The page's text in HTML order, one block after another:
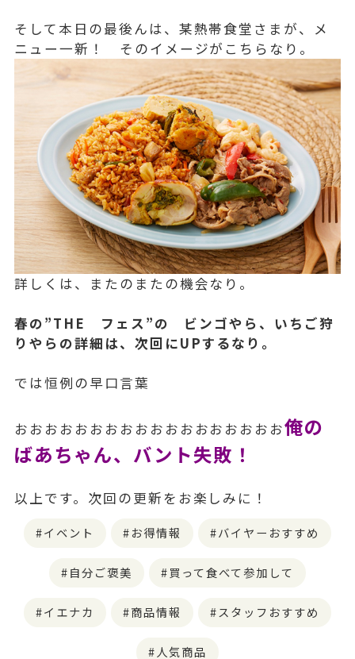
そして本日の最後んは、某熱帯食堂さまが、メ
ニュー一新！ そのイメージがこちらなり。
詳しくは、またのまたの機会なり。
春の”THE フェス”の ビンゴやら、いちご狩
りやらの詳細は、次回にUPするなり。
では恒例の早口言葉
おおおおおおおおおおおおおおおおおお俺の
ばあちゃん、バント失敗！
以上です。次回の更新をお楽しみに！
イベント お得情報 バイヤーおすすめ
自分ご褒美 買って食べて参加して
イエナカ 商品情報 スタッフおすすめ
人気商品